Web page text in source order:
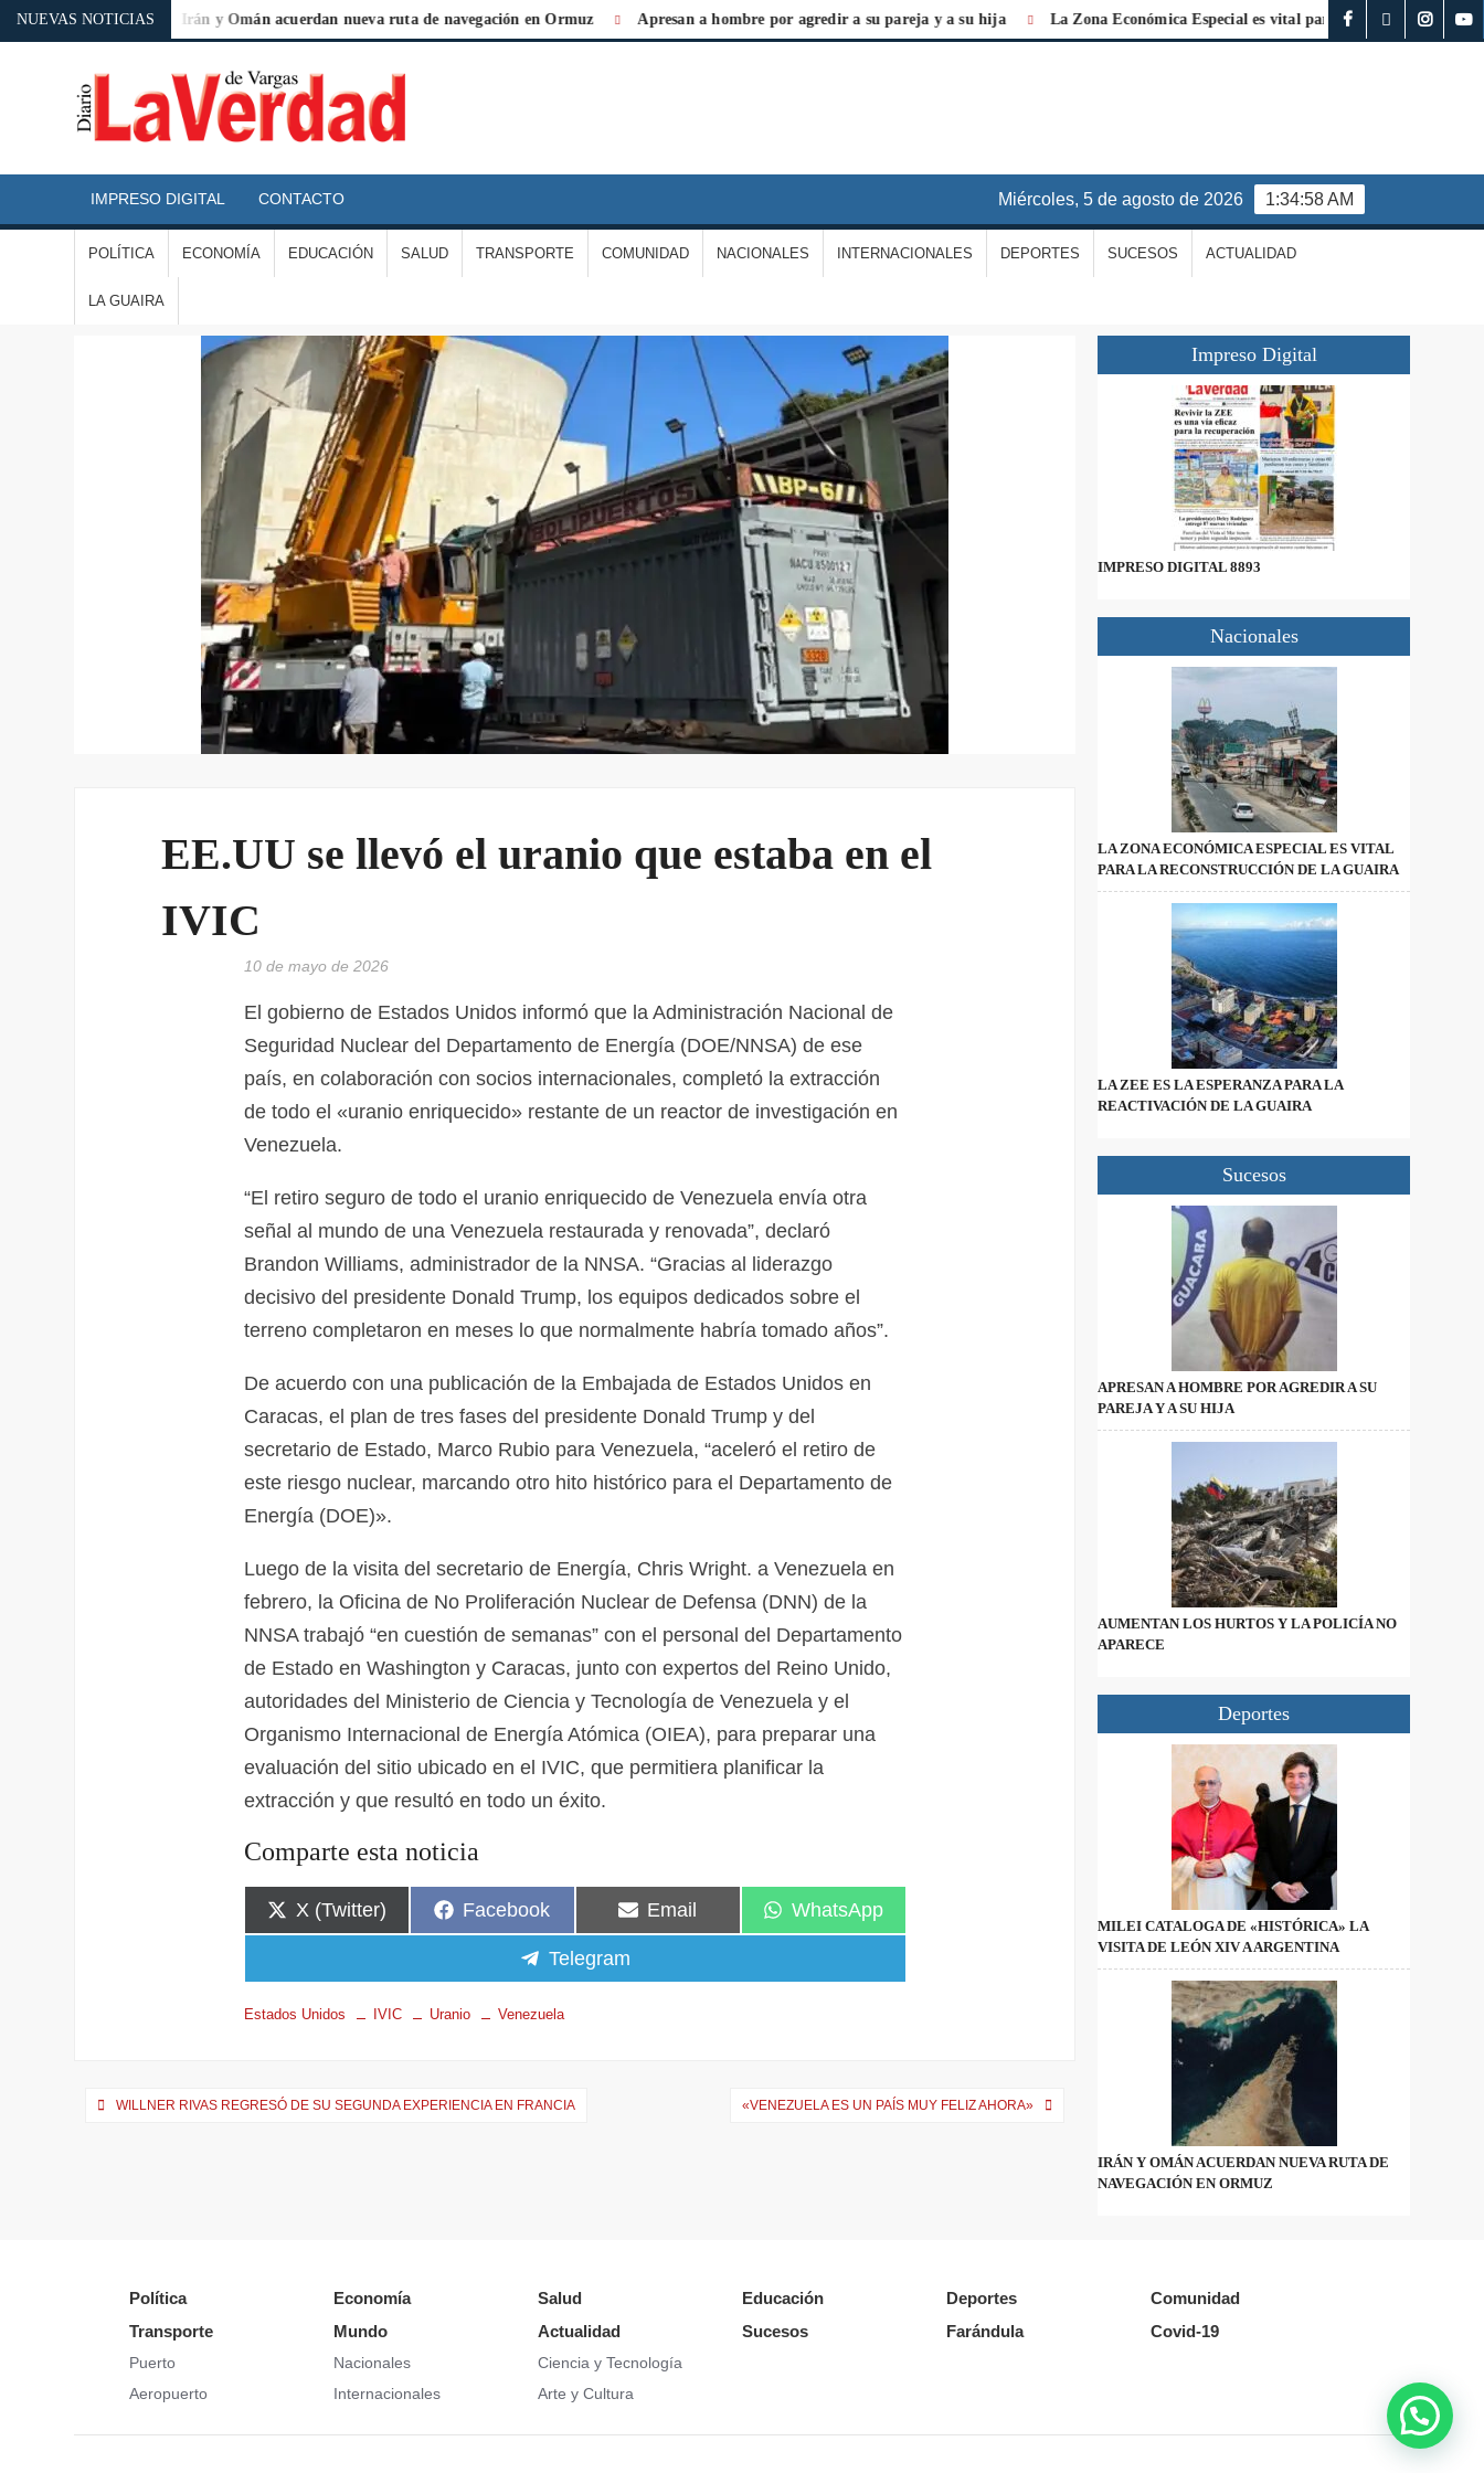
NUEVAS NOTICIAS
a Argentina Irán y Omán acuerdan nueva ruta de navegación en Ormuz Apresan a hombre por agredir a su pareja y a su hija La Zona Económica Especial es vital para la reconstrucción de La
LA
VERDAD
DE
VARGAS
IMPRESO DIGITAL CONTACTO 1:34:59 AM
miércoles, 5 de agosto de 2026
POLÍTICA ECONOMÍA EDUCACIÓN SALUD TRANSPORTE COMUNIDAD NACIONALES INTERNACIONALES DEPORTES SUCESOS ACTUALIDAD
LA GUAIRA
EE.UU se llevó el uranio que estaba en el
IVIC
10 de mayo de 2026
El gobierno de Estados Unidos informó que la Administración Nacional de
Seguridad Nuclear del Departamento de Energía (DOE/NNSA) de ese
país, en colaboración con socios internacionales, completó la extracción
de todo el «uranio enriquecido» restante de un reactor de investigación en
Venezuela.
“El retiro seguro de todo el uranio enriquecido de Venezuela envía otra
señal al mundo de una Venezuela restaurada y renovada”, declaró
Brandon Williams, administrador de la NNSA. “Gracias al liderazgo
decisivo del presidente Donald Trump, los equipos dedicados sobre el
terreno completaron en meses lo que normalmente habría tomado años”.
De acuerdo con una publicación de la Embajada de Estados Unidos en
Caracas, el plan de tres fases del presidente Donald Trump y del
secretario de Estado, Marco Rubio para Venezuela, “aceleró el retiro de
este riesgo nuclear, marcando otro hito histórico para el Departamento de
Energía (DOE)».
Luego de la visita del secretario de Energía, Chris Wright. a Venezuela en
febrero, la Oficina de No Proliferación Nuclear de Defensa (DNN) de la
NNSA trabajó “en cuestión de semanas” con el personal del Departamento
de Estado en Washington y Caracas, junto con expertos del Reino Unido,
autoridades del Ministerio de Ciencia y Tecnología de Venezuela y el
Organismo Internacional de Energía Atómica (OIEA), para preparar una
evaluación del sitio ubicado en el IVIC, que permitiera planificar la
extracción y que resultó en todo un éxito.
Comparte esta noticia
X (Twitter) Facebook Email WhatsApp
Telegram
Estados Unidos IVIC Uranio Venezuela
WILLNER RIVAS REGRESÓ DE SU SEGUNDA EXPERIENCIA EN FRANCIA «VENEZUELA ES UN PAÍS MUY FELIZ AHORA»
Impreso Digital
IMPRESO DIGITAL 8893
Nacionales
LA ZONA ECONÓMICA ESPECIAL ES VITAL
PARA LA RECONSTRUCCIÓN DE LA GUAIRA
LA ZEE ES LA ESPERANZA PARA LA
REACTIVACIÓN DE LA GUAIRA
Sucesos
APRESAN A HOMBRE POR AGREDIR A SU
PAREJA Y A SU HIJA
AUMENTAN LOS HURTOS Y LA POLICÍA NO
APARECE
Deportes
MILEI CATALOGA DE «HISTÓRICA» LA
VISITA DE LEÓN XIV A ARGENTINA
IRÁN Y OMÁN ACUERDAN NUEVA RUTA DE
NAVEGACIÓN EN ORMUZ
Política Economía Salud Educación Deportes
Comunidad
Transporte
Puerto
Aeropuerto
Mundo
Nacionales
Internacionales
Actualidad
Ciencia y Tecnología
Arte y Cultura
Sucesos Farándula Covid-19